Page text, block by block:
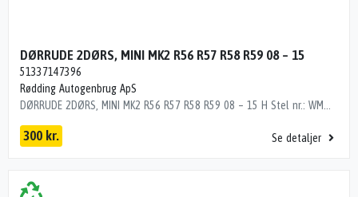
DØRRUDE 2DØRS, MINI MK2 R56 R57 R58 R59 08 – 15
51337147396
Rødding Autogenbrug ApS
DØRRUDE 2DØRS, MINI MK2 R56 R57 R58 R59 08 – 15 H Stel nr.: WMWSW31000T224601 Årgang: 2011 Del nr.: N98086 Dito nr.: 03985301 Stamkort nr.: 24215 51 33 7 147 396 261000 km
300 kr. Se detaljer